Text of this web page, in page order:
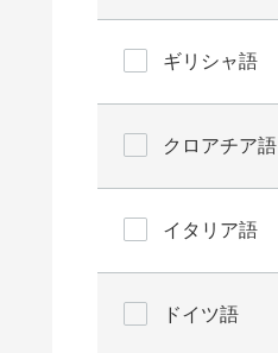
ギリシャ語
クロアチア語
イタリア語
ドイツ語